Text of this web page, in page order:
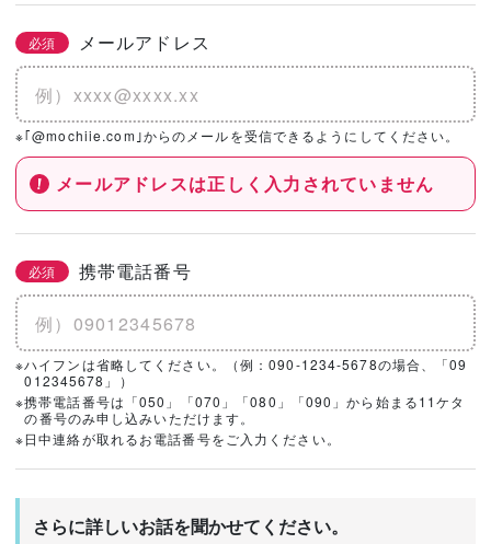
必須 メールアドレス
※｢@mochiie.com｣からのメールを受信できるようにしてください。
メールアドレスは正しく入力されていません
必須 携帯電話番号
※ハイフンは省略してください。（例：090-1234-5678の場合、「09
012345678」）
※携帯電話番号は「050」「070」「080」「090」から始まる11ケタ
の番号のみ申し込みいただけます。
※日中連絡が取れるお電話番号をご入力ください。
さらに詳しいお話を聞かせてください。